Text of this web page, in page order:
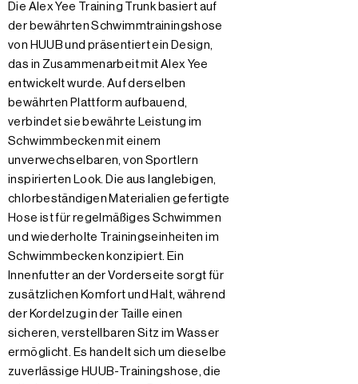
Die Alex Yee Training Trunk basiert auf
der bewährten Schwimmtrainingshose
von HUUB und präsentiert ein Design,
das in Zusammenarbeit mit Alex Yee
entwickelt wurde. Auf derselben
bewährten Plattform aufbauend,
verbindet sie bewährte Leistung im
Schwimmbecken mit einem
unverwechselbaren, von Sportlern
inspirierten Look. Die aus langlebigen,
chlorbeständigen Materialien gefertigte
Hose ist für regelmäßiges Schwimmen
und wiederholte Trainingseinheiten im
Schwimmbecken konzipiert. Ein
Innenfutter an der Vorderseite sorgt für
zusätzlichen Komfort und Halt, während
der Kordelzug in der Taille einen
sicheren, verstellbaren Sitz im Wasser
ermöglicht. Es handelt sich um dieselbe
zuverlässige HUUB-Trainingshose, die